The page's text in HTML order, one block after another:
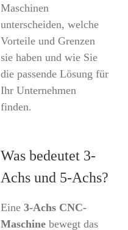
Maschinen
unterscheiden, welche
Vorteile und Grenzen
sie haben und wie Sie
die passende Lösung für
Ihr Unternehmen
finden.
Was bedeutet 3-
Achs und 5-Achs?
Eine 3-Achs CNC-
Maschinebewegt das